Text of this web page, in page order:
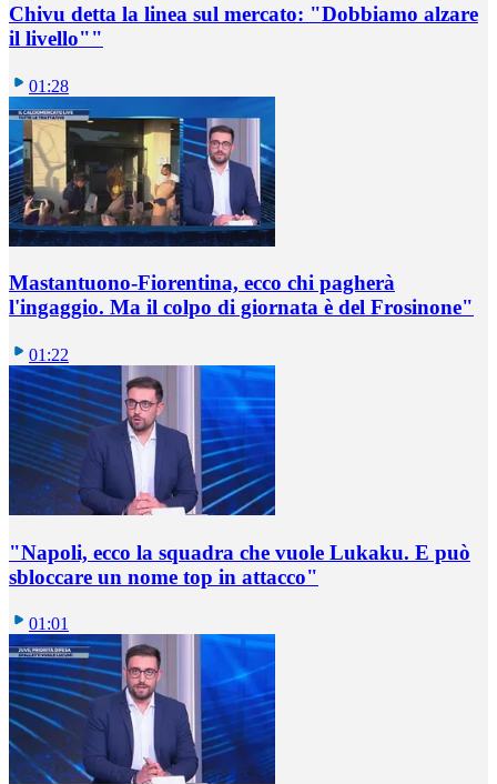
Chivu detta la linea sul mercato: "Dobbiamo alzare
il livello""
01:28
Mastantuono-Fiorentina, ecco chi pagherà
l'ingaggio. Ma il colpo di giornata è del Frosinone"
01:22
"Napoli, ecco la squadra che vuole Lukaku. E può
sbloccare un nome top in attacco"
01:01